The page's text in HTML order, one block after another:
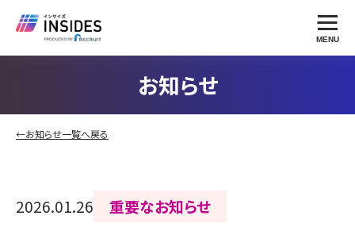
MENU
お知らせ
←お知らせ一覧へ戻る
2026.01.26 重要なお知らせ